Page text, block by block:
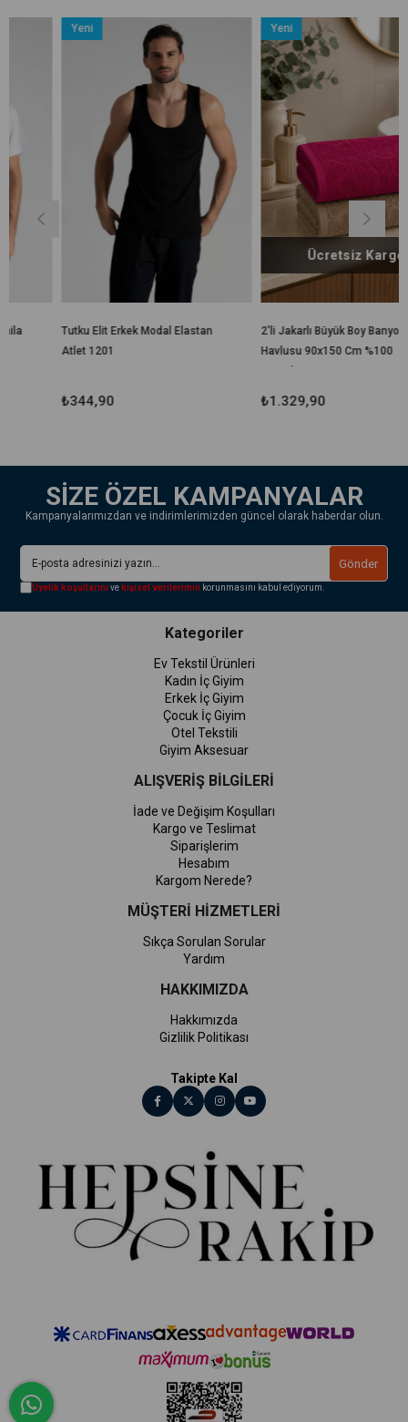
Tutku Elit Erkek Modal Elastan
Atlet 1201
₺344,90
2'li Jakarlı Büyük Boy Banyo
Havlusu 90x150 Cm %100
₺1.329,90
Ücretsiz Kargo
SİZE ÖZEL KAMPANYALAR
Kampanyalarımızdan ve indirimlerimizden güncel olarak haberdar olun.
Gönder
Üyelik koşullarını ve kişisel verilerimin korunmasını kabul ediyorum.
Kategoriler
Ev Tekstil Ürünleri
Kadın İç Giyim
Erkek İç Giyim
Çocuk İç Giyim
Otel Tekstili
Giyim Aksesuar
ALIŞVERİŞ BİLGİLERİ
İade ve Değişim Koşulları
Kargo ve Teslimat
Siparişlerim
Hesabım
Kargom Nerede?
MÜŞTERİ HİZMETLERİ
Sıkça Sorulan Sorular
Yardım
HAKKIMIZDA
Hakkımızda
Gizlilik Politikası
Takipte Kal